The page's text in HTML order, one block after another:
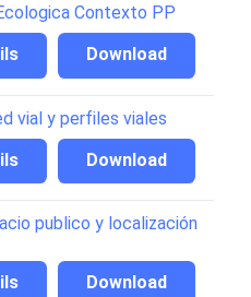
Contexto PP
Download
vial y perfiles viales
Download
publico y localización
Download